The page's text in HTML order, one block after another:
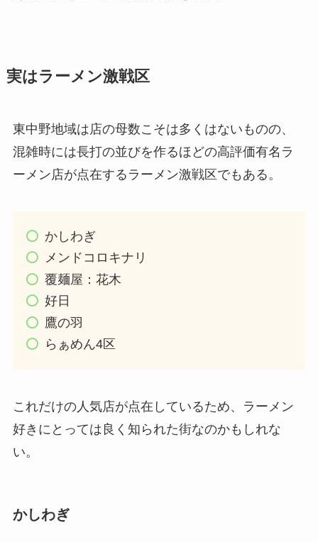
実はラーメン激戦区
東中野地域は店の母数こそは多くはないものの、
混雑時には長打の並びを作るほどの高評価有名ラ
ーメン店が点在するラーメン激戦区でもある。
かしわぎ
メンドコロキナリ
覆麺屋：花木
好日
鷹の羽
らぁめん4区
これだけの人気店が点在しているため、ラーメン
好きにとっては良く知られた街なのかもしれな
い。
かしわぎ